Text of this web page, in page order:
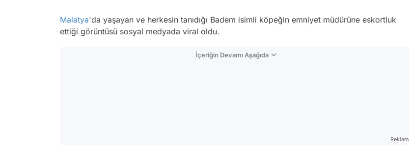
Malatya'da yaşayan ve herkesin tanıdığı Badem isimli köpeğin emniyet müdürüne eskortluk
ettiği görüntüsü sosyal medyada viral oldu.
İçeriğin Devamı Aşağıda
Reklam